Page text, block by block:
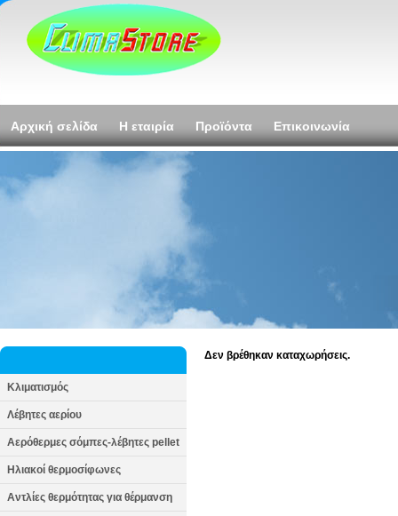
Αρχική σελίδα Η εταιρία Προϊόντα Επικοινωνία
Κλιματισμός
Λέβητες αερίου
Αερόθερμες σόμπες-λέβητες pellet
Ηλιακοί θερμοσίφωνες
Αντλίες θερμότητας για θέρμανση
Δεν βρέθηκαν καταχωρήσεις.